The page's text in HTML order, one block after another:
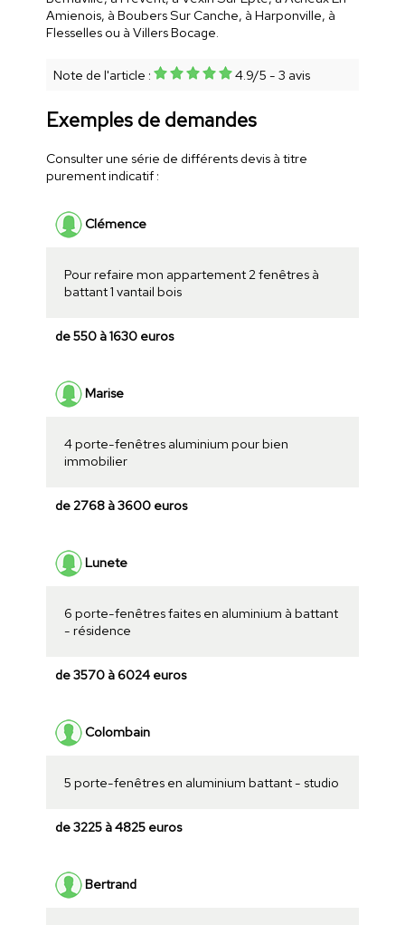
Amienois, à Boubers Sur Canche, à Harponville, à
Flesselles ou à Villers Bocage.
Note de l'article : 4.9/5 - 3 avis
Exemples de demandes
Consulter une série de différents devis à titre
purement indicatif :
Clémence
Pour refaire mon appartement 2 fenêtres à
battant 1 vantail bois
de 550 à 1630 euros
Marise
4 porte-fenêtres aluminium pour bien
immobilier
de 2768 à 3600 euros
Lunete
6 porte-fenêtres faites en aluminium à battant
- résidence
de 3570 à 6024 euros
Colombain
5 porte-fenêtres en aluminium battant - studio
de 3225 à 4825 euros
Bertrand